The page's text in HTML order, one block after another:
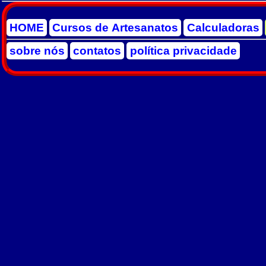
HOME Cursos de Artesanatos Calculadoras
sobre nós
contatos política privacidade